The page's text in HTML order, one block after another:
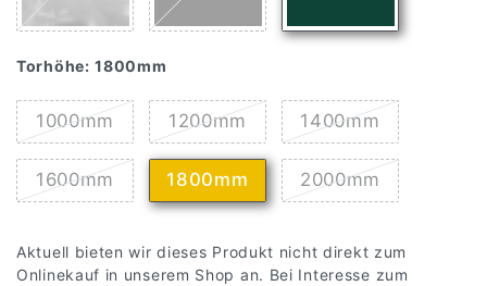
Torhöhe: 1800mm
1000mm 1200mm 1400mm
1600mm 1800mm 2000mm
Aktuell bieten wir dieses Produkt nicht direkt zum
Onlinekauf in unserem Shop an. Bei Interesse zum